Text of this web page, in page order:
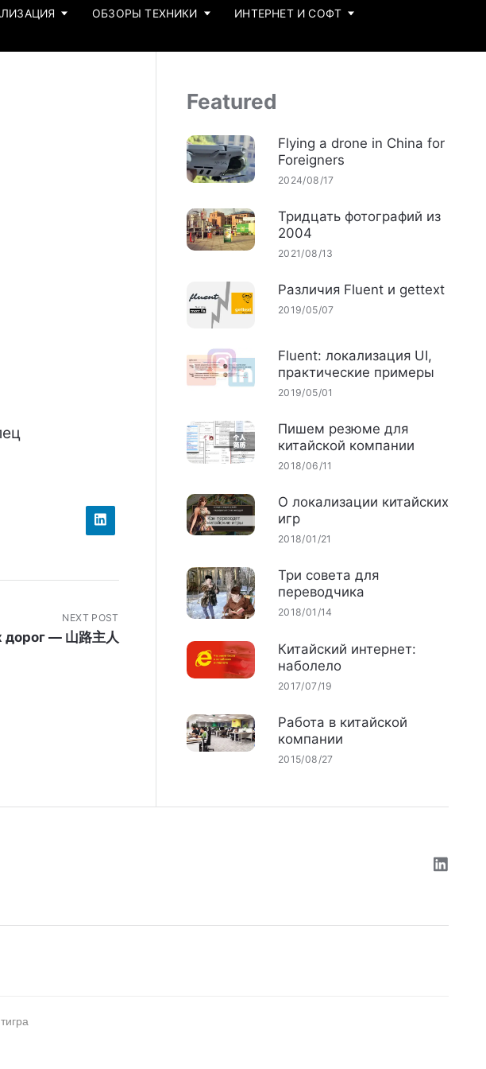
ОБЗОРЫ ТЕХНИКИ
ИНТЕРНЕТ И СОФТ
NEXT POST
— 山路主人
Featured
Flying a drone in China for
Foreigners
2024/08/17
Тридцать фотографий из
2004
2021/08/13
Различия Fluent и gettext
2019/05/07
Fluent: локализация UI,
практические примеры
2019/05/01
Пишем резюме для
китайской компании
2018/06/11
О локализации китайских
игр
2018/01/21
Три совета для
переводчика
2018/01/14
Китайский интернет:
наболело
2017/07/19
Работа в китайской
компании
2015/08/27